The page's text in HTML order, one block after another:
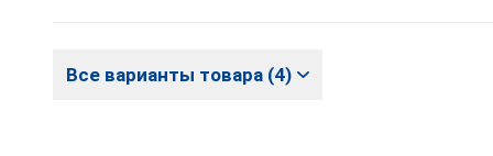
Все варианты товара (4)